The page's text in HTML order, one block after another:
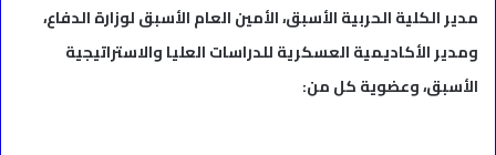
مدير الكلية الحربية الأسبق، الأمين العام الأسبق لوزارة الدفاع،
ومدير الأكاديمية العسكرية للدراسات العليا والاستراتيجية
الأسبق، وعضوية كل من: